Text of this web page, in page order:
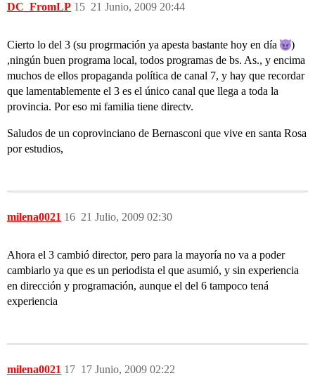
DC_FromLP 21 Junio, 2009 20:44
15
Cierto lo del 3 (su progrmación ya apesta bastante hoy en día
)
,ningún buen programa local, todos programas de bs. As., y encima
muchos de ellos propaganda política de canal 7, y hay que recordar
que lamentablemente el 3 es el único canal que llega a toda la
provincia. Por eso mi familia tiene directv.
Saludos de un coprovinciano de Bernasconi que vive en santa Rosa
por estudios,
milena0021 21 Julio, 2009 02:30
16
Ahora el 3 cambió director, pero para la mayoría no va a poder
cambiarlo ya que es un periodista el que asumió, y sin experiencia
en dirección y programación, aunque el del 6 tampoco tená
experiencia
milena0021 17 Junio, 2009 02:22
17